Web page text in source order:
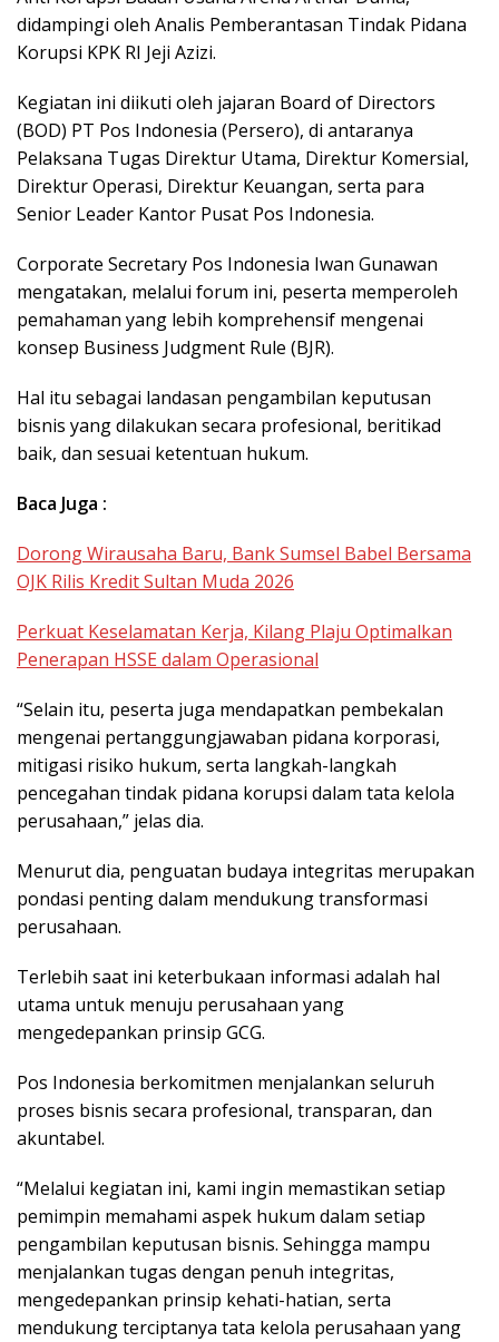
didampingi oleh Analis Pemberantasan Tindak Pidana
Korupsi KPK RI Jeji Azizi.
Kegiatan ini diikuti oleh jajaran Board of Directors
(BOD) PT Pos Indonesia (Persero), di antaranya
Pelaksana Tugas Direktur Utama, Direktur Komersial,
Direktur Operasi, Direktur Keuangan, serta para
Senior Leader Kantor Pusat Pos Indonesia.
Corporate Secretary Pos Indonesia Iwan Gunawan
mengatakan, melalui forum ini, peserta memperoleh
pemahaman yang lebih komprehensif mengenai
konsep Business Judgment Rule (BJR).
Hal itu sebagai landasan pengambilan keputusan
bisnis yang dilakukan secara profesional, beritikad
baik, dan sesuai ketentuan hukum.
Baca Juga :
Dorong Wirausaha Baru, Bank Sumsel Babel Bersama
OJK Rilis Kredit Sultan Muda 2026
Perkuat Keselamatan Kerja, Kilang Plaju Optimalkan
Penerapan HSSE dalam Operasional
“Selain itu, peserta juga mendapatkan pembekalan
mengenai pertanggungjawaban pidana korporasi,
mitigasi risiko hukum, serta langkah-langkah
pencegahan tindak pidana korupsi dalam tata kelola
perusahaan,” jelas dia.
Menurut dia, penguatan budaya integritas merupakan
pondasi penting dalam mendukung transformasi
perusahaan.
Terlebih saat ini keterbukaan informasi adalah hal
utama untuk menuju perusahaan yang
mengedepankan prinsip GCG.
Pos Indonesia berkomitmen menjalankan seluruh
proses bisnis secara profesional, transparan, dan
akuntabel.
“Melalui kegiatan ini, kami ingin memastikan setiap
pemimpin memahami aspek hukum dalam setiap
pengambilan keputusan bisnis. Sehingga mampu
menjalankan tugas dengan penuh integritas,
mengedepankan prinsip kehati-hatian, serta
mendukung terciptanya tata kelola perusahaan yang